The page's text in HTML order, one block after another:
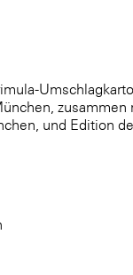
und Edition